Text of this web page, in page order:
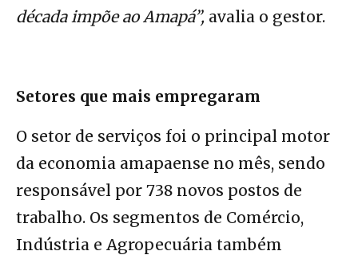
década impõe ao Amapá”, avalia o gestor.
Setores que mais empregaram
O setor de serviços foi o principal motor
da economia amapaense no mês, sendo
responsável por 738 novos postos de
trabalho. Os segmentos de Comércio,
Indústria e Agropecuária também